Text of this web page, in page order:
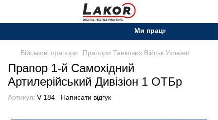
Ми працюємо. Все буде
Військові прапори Прапори Танкових Військ України
Прапор 1-й Самохідний
Артилерійський Дивізіон 1 ОТБр
Артикул: V-184 Написати відгук